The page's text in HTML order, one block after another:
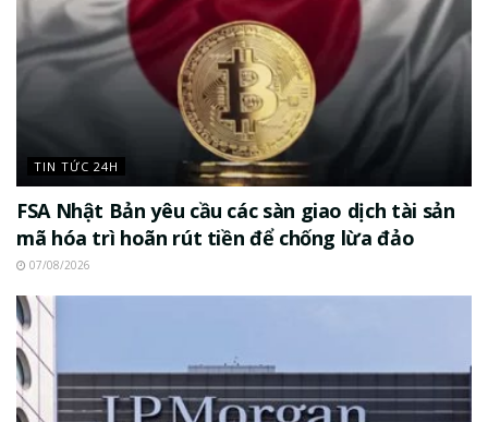
TIN TỨC 24H
FSA Nhật Bản yêu cầu các sàn giao dịch tài sản
mã hóa trì hoãn rút tiền để chống lừa đảo
07/08/2026